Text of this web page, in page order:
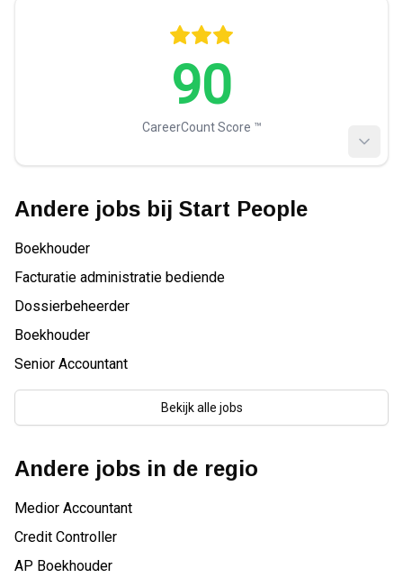
90
CareerCount Score ™️
Andere jobs bij Start People
Boekhouder
Facturatie administratie bediende
Dossierbeheerder
Boekhouder
Senior Accountant
Bekijk alle jobs
Andere jobs in de regio
Medior Accountant
Credit Controller
AP Boekhouder